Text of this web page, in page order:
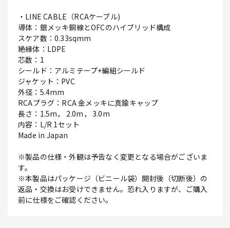
・LINE CABLE（RCAケーブル)
導体：銀メッキ銅線とOFCのハイブリッド構成
スケア数：0.33sqmm
絶縁体：LDPE
芯数：1
シールド：アルミテープ+編組シールド
ジャケット：PVC
外径：5.4mm
RCAプラグ：RCA 金メッキに真鍮キャップ
長さ：1.5m， 2.0m， 3.0m
内容：L/R 1セット
Made in Japan
※製品の仕様・外観は予告なく変更となる場合がございま
す。
※本製品はパッケージ（ビニール袋）開封後（切断後）の
返品・交換はお受けできません。恐れ入りますが、ご購入
前に仕様をご確認ください。